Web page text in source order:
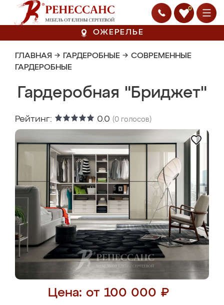
0
ОЖЕРЕЛЬЕ
ГЛАВНАЯ → ГАРДЕРОБНЫЕ → СОВРЕМЕННЫЕ
ГАРДЕРОБНЫЕ
Гардеробная "Бриджет"
Рейтинг: 0.0 (0 голосов)
Цена: от 100 000 ₽